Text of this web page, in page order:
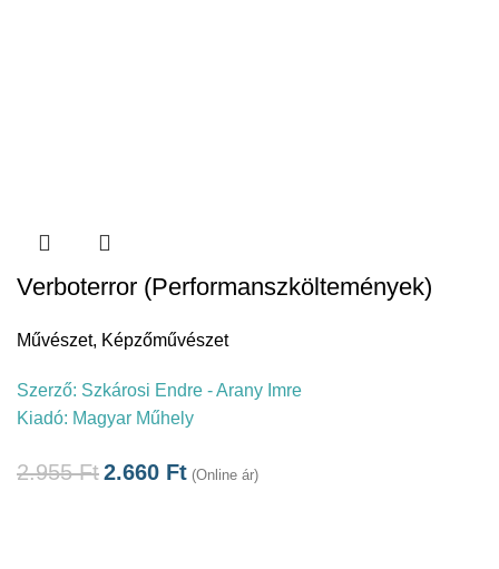
Verboterror (Performanszköltemények)
Művészet, Képzőművészet
Szerző: Szkárosi Endre - Arany Imre
Kiadó: Magyar Műhely
2.955Ft2.660 Ft (Online ár)